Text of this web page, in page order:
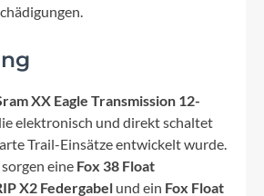
XX Eagle Transmission 12-
elektronisch und direkt schaltet
Trail-Einsätze entwickelt wurde.
eine Fox 38 Float
X2 Federgabel und ein Fox Float